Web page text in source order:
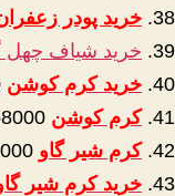
خرید پودر
خرید شیاف چهل
خرید کرم کوشن
کرم کوشن
کرم شیر گاو
خرید کرم شیر